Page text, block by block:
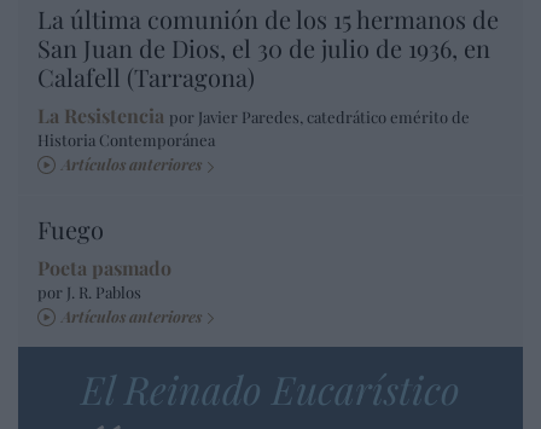
La última comunión de los 15 hermanos de
San Juan de Dios, el 30 de julio de 1936, en
Calafell (Tarragona)
La Resistencia por Javier Paredes, catedrático emérito de
Historia Contemporánea
Artículos anteriores
Fuego
Poeta pasmado
por J. R. Pablos
Artículos anteriores
El Reinado Eucarístico